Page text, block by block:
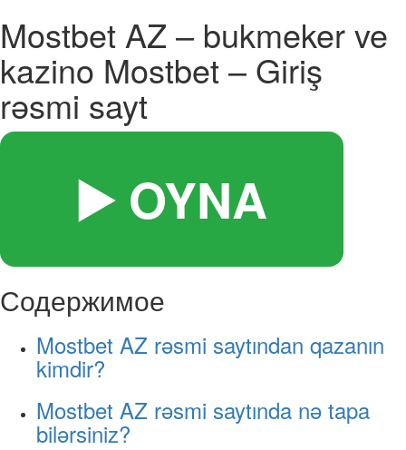
Mostbet AZ – bukmeker ve
kazino Mostbet – Giriş
rəsmi sayt
▶️ OYNA
Содержимое
Mostbet AZ rəsmi saytından qazanın
kimdir?
Mostbet AZ rəsmi saytında nə tapa
bilərsiniz?